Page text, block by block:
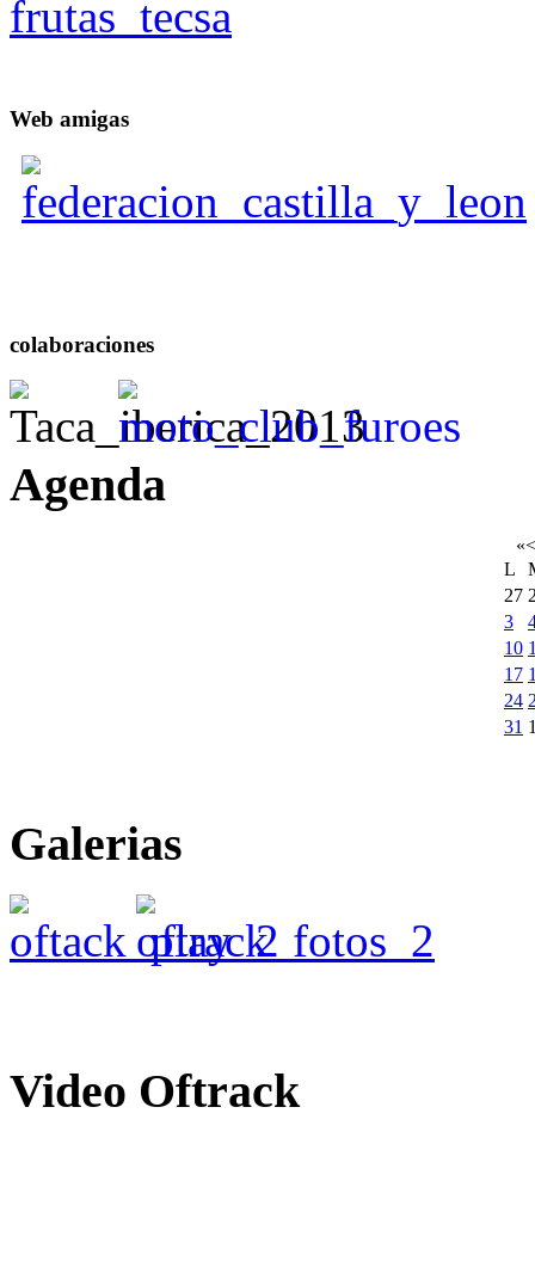
Web amigas
colaboraciones
Agenda
«<
L
27
3
10
17
24
31
Galerias
Video Oftrack